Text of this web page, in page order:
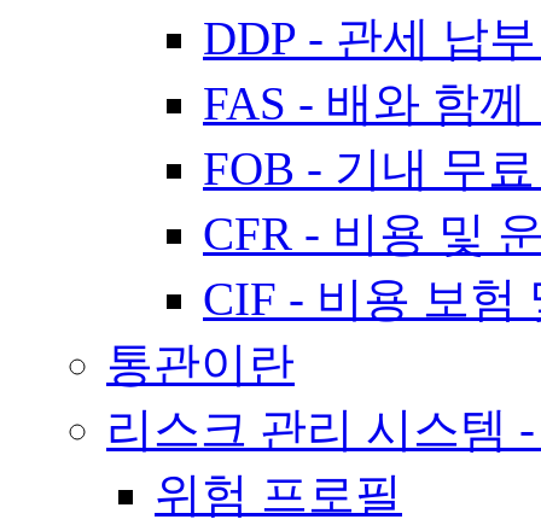
DDP - 관세 납
FAS - 배와 함께
FOB - 기내 무
CFR - 비용 및
CIF - 비용 보험
통관이란
리스크 관리 시스템
위험 프로필